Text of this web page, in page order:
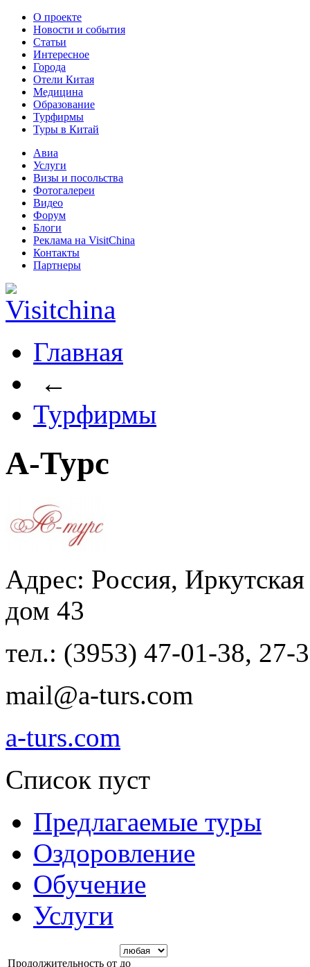
О проекте
Новости и события
Статьи
Интересное
Города
Отели Китая
Медицина
Образование
Турфирмы
Туры в Китай
Авиа
Услуги
Визы и посольства
Фотогалереи
Видео
Форум
Блоги
Реклама на VisitChina
Контакты
Партнеры
Главная
←
Турфирмы
А-Турс
Адрес: Россия,
дом 43
тел.: (3953) 47-01-38, 27-
mail@a-turs.com
a-turs.com
Список пуст
Предлагаемые туры
Оздоровление
Обучение
Услуги
Продолжительность от до